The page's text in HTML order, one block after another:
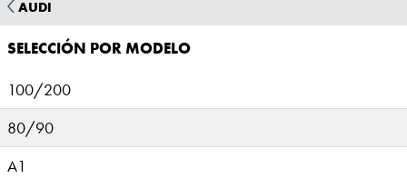
AUDI
SELECCIÓN POR MODELO
100/200
80/90
A1